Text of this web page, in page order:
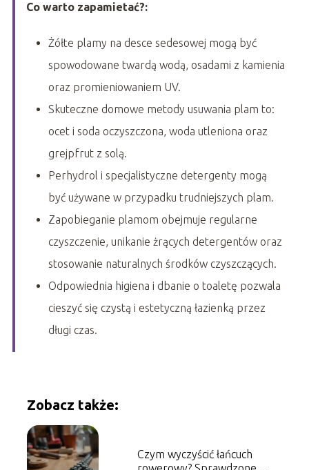
Co warto zapamietać?:
Żółte plamy na desce sedesowej mogą być
spowodowane twardą wodą, osadami z kamienia
oraz promieniowaniem UV.
Skuteczne domowe metody usuwania plam to:
ocet i soda oczyszczona, woda utleniona oraz
grejpfrut z solą.
Perhydrol i specjalistyczne detergenty mogą
być używane w przypadku trudniejszych plam.
Zapobieganie plamom obejmuje regularne
czyszczenie, unikanie żrących detergentów oraz
stosowanie naturalnych środków czyszczących.
Odpowiednia higiena i dbanie o toaletę pozwala
cieszyć się czystą i estetyczną łazienką przez
długi czas.
Zobacz także:
Czym wyczyścić łańcuch